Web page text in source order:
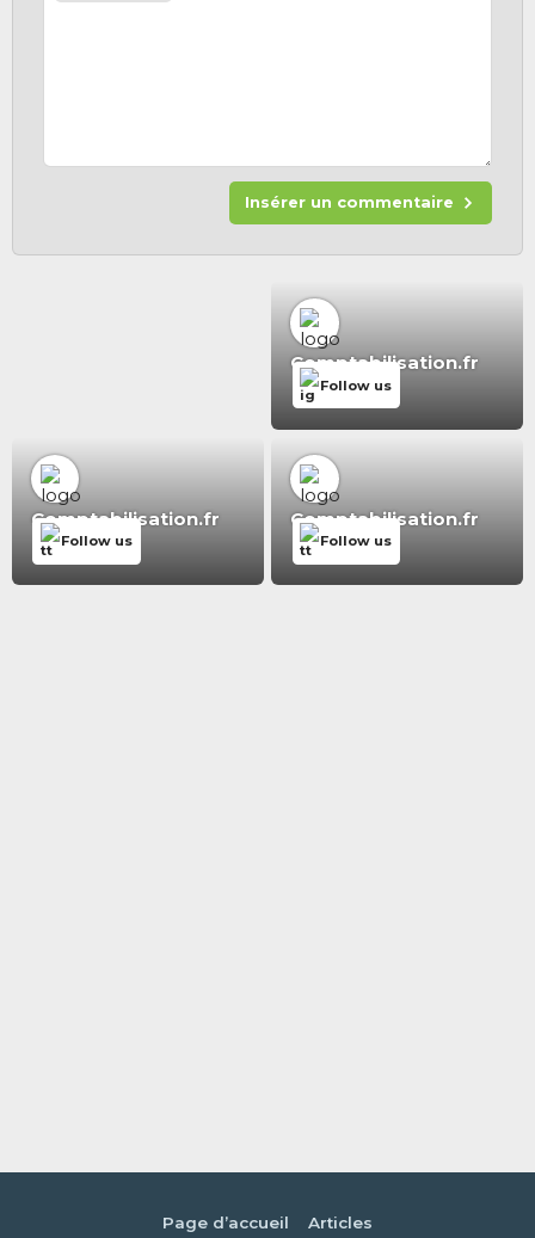
Insérer un commentaire
Comptabilisation.fr
Follow us
Comptabilisation.fr
Follow us
Comptabilisation.fr
Follow us
Page d’accueil
Articles